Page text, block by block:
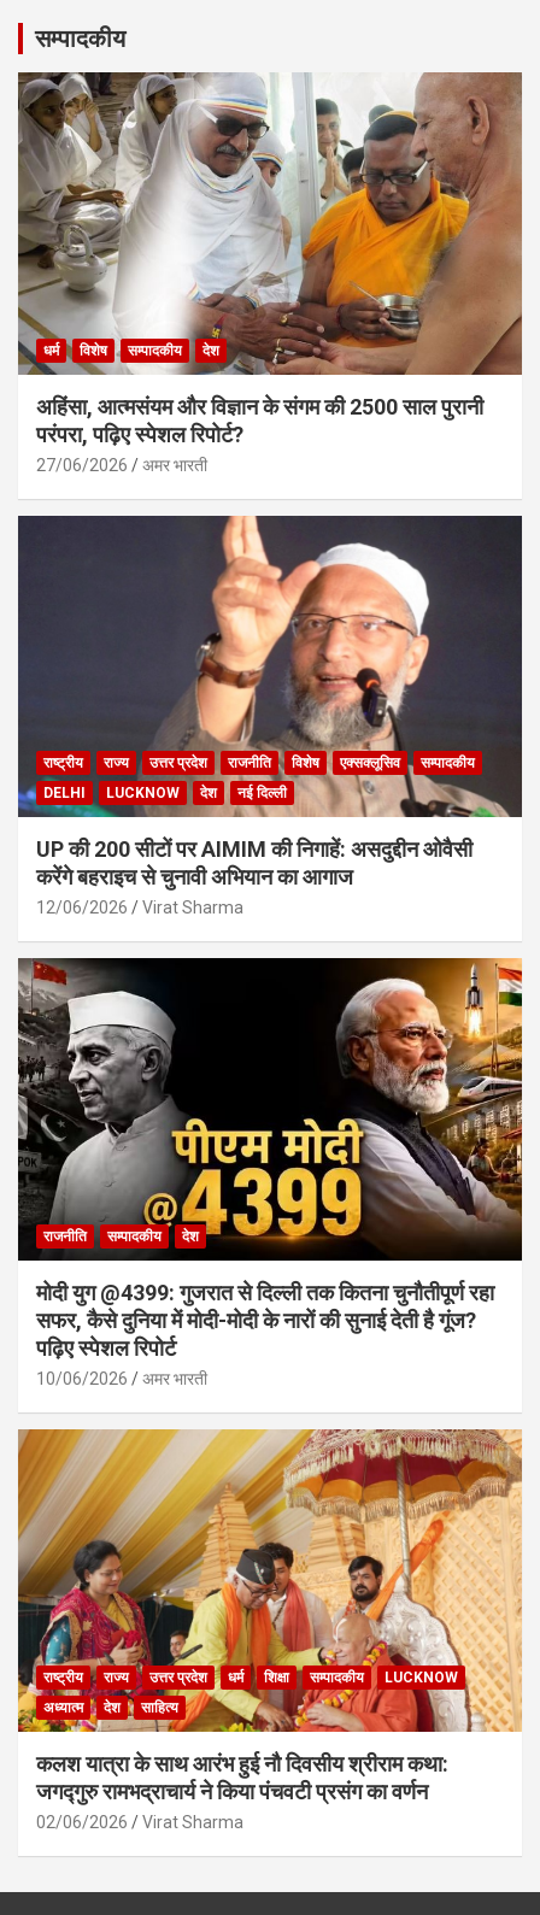
सम्पादकीय
धर्म विशेष सम्पादकीय देश
अहिंसा, आत्मसंयम और विज्ञान के संगम की 2500 साल पुरानी
परंपरा, पढ़िए स्पेशल रिपोर्ट?
27/06/2026 अमर भारती
राष्ट्रीय राज्य उत्तर प्रदेश राजनीति विशेष एक्सक्लूसिव
सम्पादकीय
DELHI
LUCKNOW देश नई दिल्ली
UP की 200 सीटों पर AIMIM की निगाहें: असदुद्दीन ओवैसी
करेंगे बहराइच से चुनावी अभियान का आगाज
12/06/2026 Virat Sharma
राजनीति सम्पादकीय देश
मोदी युग @4399: गुजरात से दिल्ली तक कितना चुनौतीपूर्ण रहा
सफर, कैसे दुनिया में मोदी-मोदी के नारों की सुनाई देती है गूंज?
पढ़िए स्पेशल रिपोर्ट
10/06/2026 अमर भारती
राष्ट्रीय राज्य उत्तर प्रदेश धर्म शिक्षा सम्पादकीय
LUCKNOW
अध्यात्म
देश साहित्य
कलश यात्रा के साथ आरंभ हुई नौ दिवसीय श्रीराम कथा:
जगद्गुरु रामभद्राचार्य ने किया पंचवटी प्रसंग का वर्णन
02/06/2026 Virat Sharma